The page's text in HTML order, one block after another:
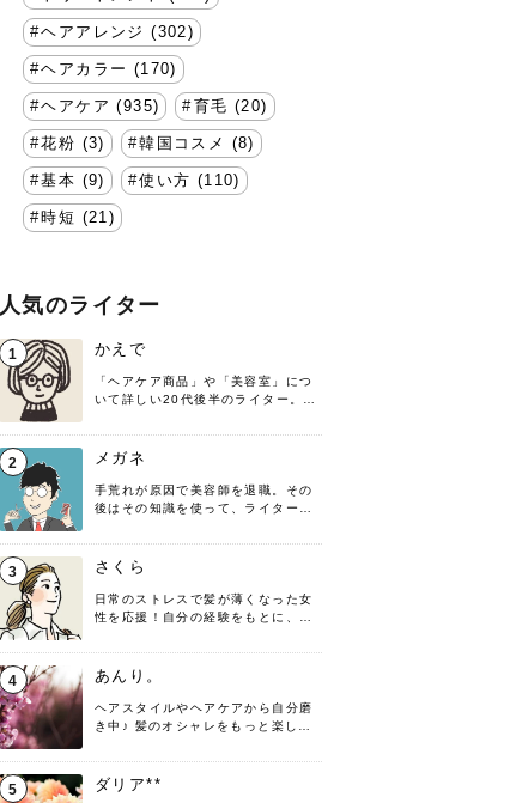
ヘアアレンジ (302)
ヘアカラー (170)
ヘアケア (935) 育毛 (20)
花粉 (3) 韓国コスメ (8)
基本 (9) 使い方 (110)
時短 (21)
人気のライター
1 かえで
「ヘアケア商品」や「美容室」につ
いて詳しい20代後半のライター。楽
す！
2 メガネ
手荒れが原因で美容師を退職。その
後はその知識を使って、ライターと
髪の知識をわかりやすく紹介しま
す！
3 さくら
日常のストレスで髪が薄くなった女
性を応援！自分の経験をもとに、執
4 あんり。
ヘアスタイルやヘアケアから自分磨
き中♪ 髪のオシャレをもっと楽しめ
♡ 役立つ情報をお届けできるように
頑張ります！よろしくお願いしま
5 ダリア**